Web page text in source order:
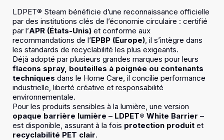
LDPET® Steam bénéficie d’une reconnaissance officielle
par des institutions clés de l’économie circulaire : certifié
par l’APR (États-Unis) et conforme aux
recommandations de l’EPBP (Europe), il s’intègre dans
les standards de recyclabilité les plus exigeants.
Déjà adopté par plusieurs grandes marques pour leurs
flacons spray, bouteilles à poignée ou contenants
techniques dans le Home Care, il concilie performance
industrielle, liberté créative et responsabilité
environnementale.
Pour les produits sensibles à la lumière, une version
opaque barrière lumière – LDPET® White Barrier –
est disponible, assurant à la fois protection produit et
recyclabilité PET clair.